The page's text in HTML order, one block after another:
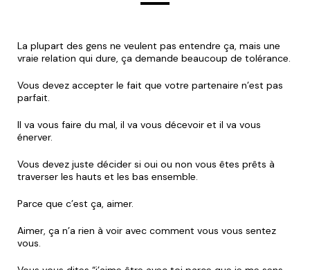
La plupart des gens ne veulent pas entendre ça, mais une
vraie relation qui dure, ça demande beaucoup de tolérance.
Vous devez accepter le fait que votre partenaire n’est pas
parfait.
Il va vous faire du mal, il va vous décevoir et il va vous
énerver.
Vous devez juste décider si oui ou non vous êtes prêts à
traverser les hauts et les bas ensemble.
Parce que c’est ça, aimer.
Aimer, ça n’a rien à voir avec comment vous vous sentez
vous.